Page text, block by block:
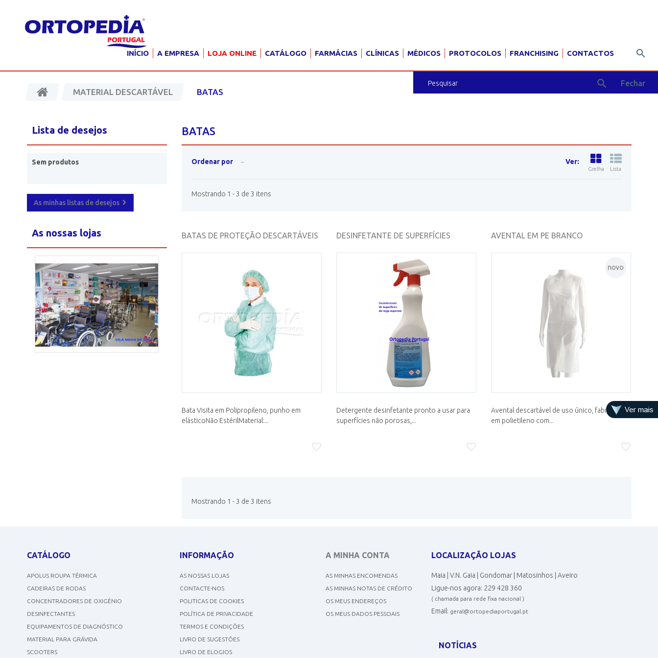
Fechar
INÍCIO A EMPRESA LOJA ONLINE CATÁLOGO FARMÁCIAS CLÍNICAS MÉDICOS PROTOCOLOS FRANCHISING CONTACTOS
MATERIAL DESCARTÁVEL BATAS
BATAS
Ver:
Grelha Lista
Ordenar por --
Mostrando 1 - 3 de 3 itens
BATAS DE PROTEÇÃO DESCARTÁVEIS
Bata Visita em Polipropileno, punho em
elásticoNão EstérilMaterial:...
DESINFETANTE DE SUPERFÍCIES
Detergente desinfetante pronto a usar para
superfícies não porosas,...
AVENTAL EM PE BRANCO
novo
Avental descartável de uso único, fabricado
em polietileno com...
Mostrando 1 - 3 de 3 itens
Lista de desejos
Sem produtos
As minhas listas de desejos
As nossas lojas
Loja Maia
CATÁLOGO
APOLUS ROUPA TÉRMICA
CADEIRAS DE RODAS
CONCENTRADORES DE OXIGÉNIO
DESINFECTANTES
EQUIPAMENTOS DE DIAGNÓSTICO
MATERIAL PARA GRÁVIDA
SCOOTERS
INFORMAÇÃO
AS NOSSAS LOJAS
CONTACTE-NOS
POLITICAS DE COOKIES
POLÍTICA DE PRIVACIDADE
TERMOS E CONDIÇÕES
LIVRO DE SUGESTÕES
LIVRO DE ELOGIOS
A MINHA CONTA
AS MINHAS ENCOMENDAS
AS MINHAS NOTAS DE CRÉDITO
OS MEUS ENDEREÇOS
OS MEUS DADOS PESSOAIS
LOCALIZAÇÃO LOJAS
Maia | V.N. Gaia | Gondomar | Matosinhos | Aveiro
Ligue-nos agora: 229 428 360
( chamada para rede fixa nacional )
Email: geral@ortopediaportugal.pt
NOTÍCIAS